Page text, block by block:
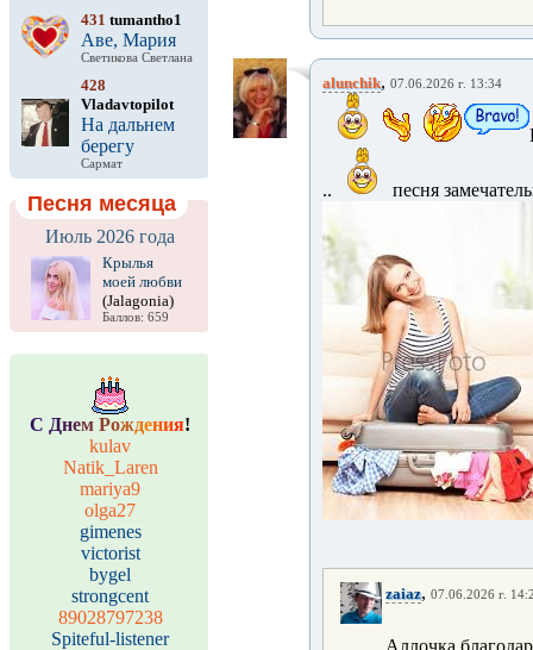
431 tumantho1
Аве, Мария
Светикова Светлана
428
Vladavtopilot
На дальнем
берегу
Сармат
Песня месяца
Июль 2026 года
Крылья
моей любви
(Jalagonia)
Баллов: 659
С Днем Рождения!
kulav
Natik_Laren
mariya9
olga27
gimenes
victorist
bygel
strongcent
89028797238
Spiteful-listener
alunchik, 07.06.2026 г. 13:34
.. песня
zaiaz, 07.06.2026 г.
Аллочка